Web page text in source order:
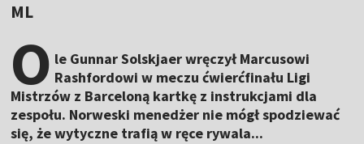
ML
O le Gunnar Solskjaer wręczył Marcusowi
Rashfordowi w meczu ćwierćfinału Ligi
Mistrzów z Barceloną kartkę z instrukcjami dla
zespołu. Norweski menedżer nie mógł spodziewać
się, że wytyczne trafią w ręce rywala...